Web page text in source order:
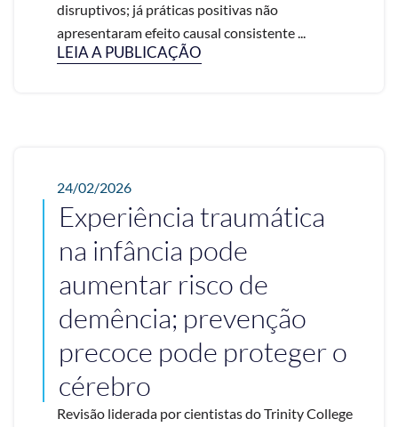
disruptivos; já práticas positivas não
apresentaram efeito causal consistente ...
LEIA A PUBLICAÇÃO
24/02/2026
Experiência traumática
na infância pode
aumentar risco de
demência; prevenção
precoce pode proteger o
cérebro
Revisão liderada por cientistas do Trinity College